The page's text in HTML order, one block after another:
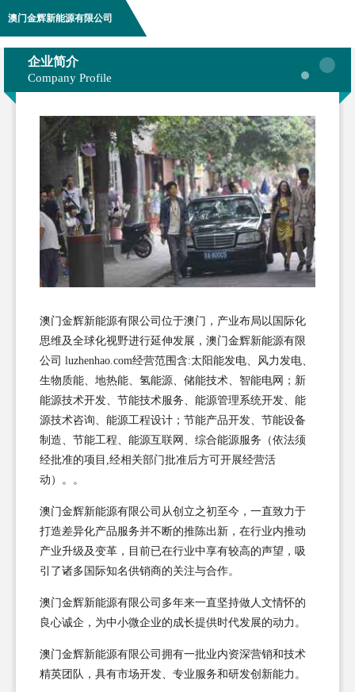
澳门金辉新能源有限公司
企业简介
Company Profile
澳门金辉新能源有限公司位于澳门，产业布局以国际化
思维及全球化视野进行延伸发展，澳门金辉新能源有限
公司 luzhenhao.com经营范围含:太阳能发电、风力发电、
生物质能、地热能、氢能源、储能技术、智能电网；新
能源技术开发、节能技术服务、能源管理系统开发、能
源技术咨询、能源工程设计；节能产品开发、节能设备
制造、节能工程、能源互联网、综合能源服务（依法须
经批准的项目,经相关部门批准后方可开展经营活
动）。。
澳门金辉新能源有限公司从创立之初至今，一直致力于
打造差异化产品服务并不断的推陈出新，在行业内推动
产业升级及变革，目前已在行业中享有较高的声望，吸
引了诸多国际知名供销商的关注与合作。
澳门金辉新能源有限公司多年来一直坚持做人文情怀的
良心诚企，为中小微企业的成长提供时代发展的动力。
澳门金辉新能源有限公司拥有一批业内资深营销和技术
精英团队，具有市场开发、专业服务和研发创新能力。